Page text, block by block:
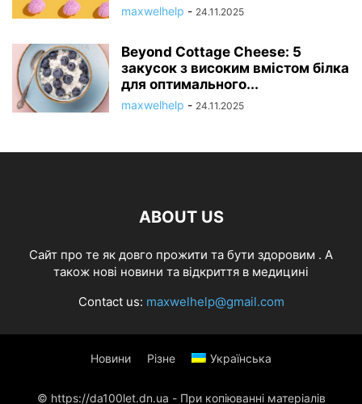
maxwelhelp - 24.11.2025
Beyond Cottage Cheese: 5
закусок з високим вмістом білка
для оптимального...
maxwelhelp - 24.11.2025
ABOUT US
Cайт про те як довго прожити та бути здоровим . А
також нові новини та відкриття в медицині
Contact us: maxwelhelp@gmail.com
Новини Різне Українська
© https://da100let.dn.ua - При копіюванні матеріалів